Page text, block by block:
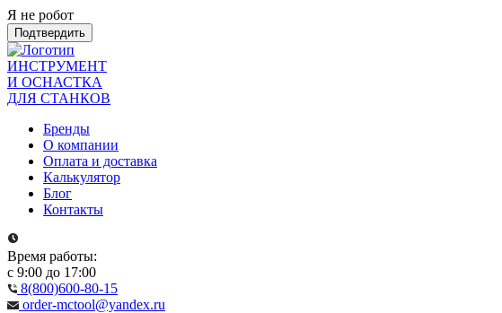
Я не робот
Подтвердить
ИНСТРУМЕНТ
И ОСНАСТКА
ДЛЯ СТАНКОВ
Бренды
О компании
Оплата и доставка
Калькулятор
Блог
Контакты
Время работы:
с 9:00 до 17:00
8(800)600-80-15
order-mctool@yandex.ru